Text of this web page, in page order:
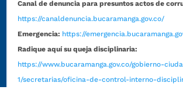
Canal de denuncia para presuntos actos de
https://canaldenuncia.bucaramanga.gov.co/
Emergencia: https://
Radique aquí su queja disciplinaria:
https://www.bucaramanga.gov.co/gobierno-
1/secretarias/oficina-de-control-interno-